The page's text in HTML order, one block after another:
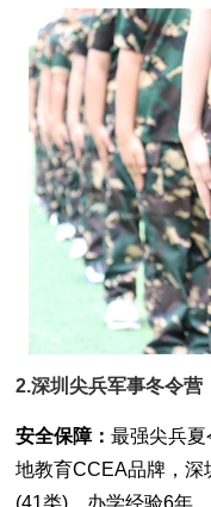
2.深圳尖兵军事冬令营
安全保障：最强尖兵
地教育CCEA品牌，深
(41类)。办学经验6年